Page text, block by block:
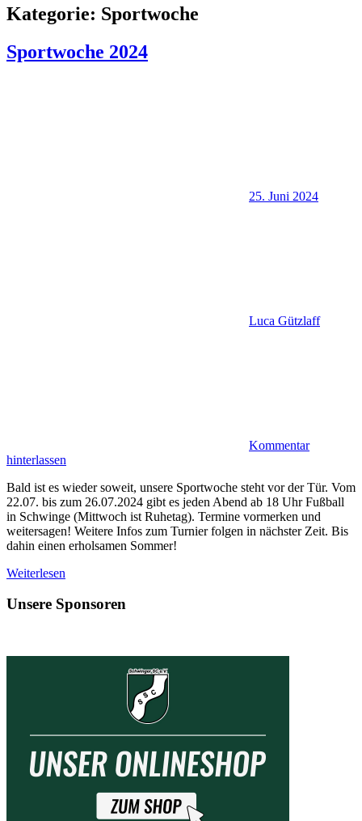
Kategorie: Sportwoche
Sportwoche 2024
25. Juni 2024
Luca Gützlaff
Kommentar
hinterlassen
Bald ist es wieder soweit, unsere Sportwoche steht vor der Tür. Vom
22.07. bis zum 26.07.2024 gibt es jeden Abend ab 18 Uhr Fußball
in Schwinge (Mittwoch ist Ruhetag). Termine vormerken und
weitersagen! Weitere Infos zum Turnier folgen in nächster Zeit. Bis
dahin einen erholsamen Sommer!
Weiterlesen
Unsere Sponsoren